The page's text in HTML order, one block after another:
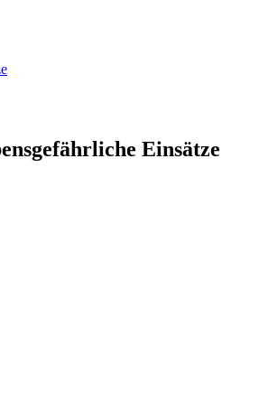
Einsätze